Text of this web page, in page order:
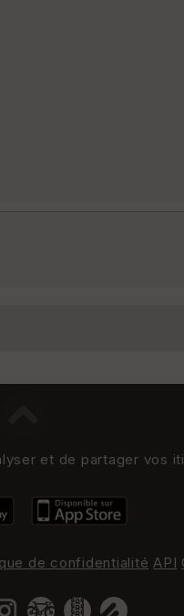
et de partager vos
de confidentialité API